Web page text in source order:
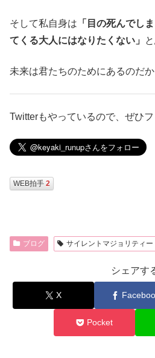
そして私自身は 「目の死んでし
てくる大人にはなりたくない」
未来は君たちのためにあるのだか
Twitterもやっているので、ぜひ
WEB拍手 2
ブログ サイレントマジョリティー
シェアす
X
Pocket